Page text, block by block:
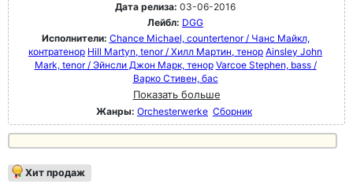
Дата релиза: 03-06-2016
Лейбл: DGG
Исполнители: Chance Michael, countertenor / Чанс Майкл,
контратенор Hill Martyn, tenor / Хилл Мартин, тенор Ainsley John
Mark, tenor / Эйнсли Джон Марк, тенор Varcoe Stephen, bass /
Варко Стивен, бас
Показать больше
Жанры: Orchesterwerke Сборник
Хит продаж